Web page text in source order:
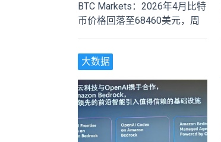
BTC Markets：2026年4月比特
币价格回落至68460美元，周
大数据